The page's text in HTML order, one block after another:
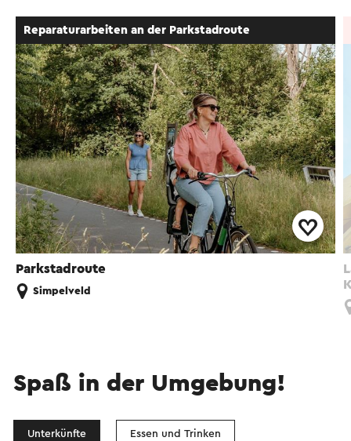
Parkstadroute
Radtour
Reparaturarbeiten an der Parkstadroute
Simpelveld
Spaß in der Umgebung!
Unterkünfte Essen und Trinken